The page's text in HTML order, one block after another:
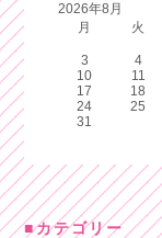
2026年8月
月
火
3
4
10
11
17
18
24
25
31
カテゴリー